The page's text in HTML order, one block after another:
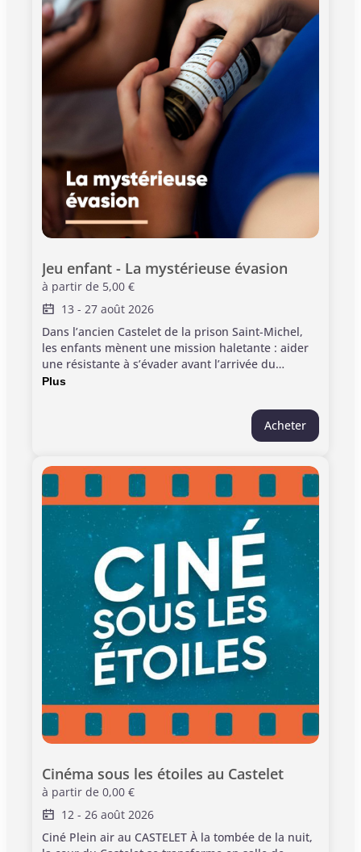
Jeu enfant - La mystérieuse évasion
à partir de 5,00 €
13 - 27 août 2026
Dans l’ancien Castelet de la prison Saint-Michel,
les enfants mènent une mission haletante : aider
une résistante à s’évader avant l’arrivée du
gardien. Accompagnés d’une médiatrice, ils
plan secret, résolvent une énigme finale, et
s’immergent dans l’histoire du site à travers un jeu
enfants de 6 à 10 ans. Activité réservée aux
enfants avec la présence d'un adulte
accompagnant sur site, sur la durée de l'atelier. >
Ponctualité requise. Les visites commencent à
l'heure, tout retard sera de la responsabilité du
Il n'est pas nécessaire d'acheter un billet pour
l'adulte accompagnant.
Plus
Acheter
Cinéma sous les étoiles au Castelet
à partir de 0,00 €
12 - 26 août 2026
Ciné Plein air au CASTELET À la tombée de la nuit,